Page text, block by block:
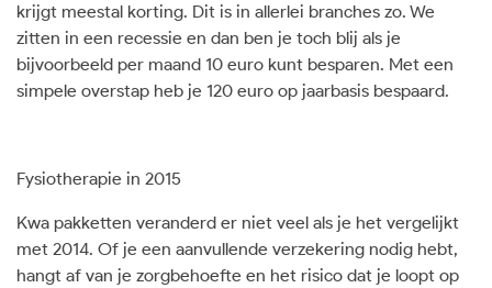
krijgt meestal korting. Dit is in allerlei branches zo. We
zitten in een recessie en dan ben je toch blij als je
bijvoorbeeld per maand 10 euro kunt besparen. Met een
simpele overstap heb je 120 euro op jaarbasis bespaard.
Fysiotherapie in 2015
Kwa pakketten veranderd er niet veel als je het vergelijkt
met 2014. Of je een aanvullende verzekering nodig hebt,
hangt af van je zorgbehoefte en het risico dat je loopt op